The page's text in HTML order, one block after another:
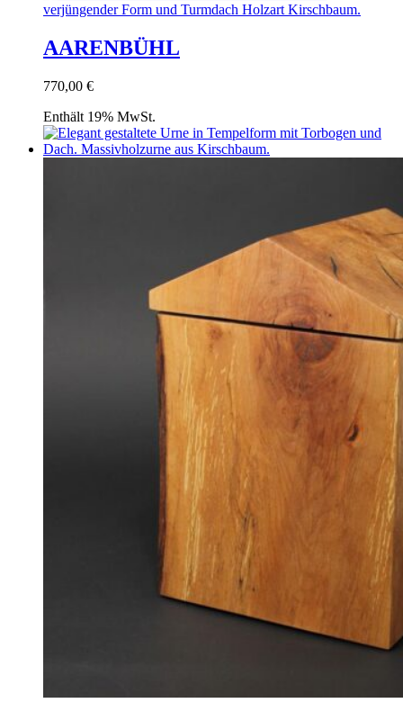
AARENBÜHL
770,00 €
Enthält 19% MwSt.